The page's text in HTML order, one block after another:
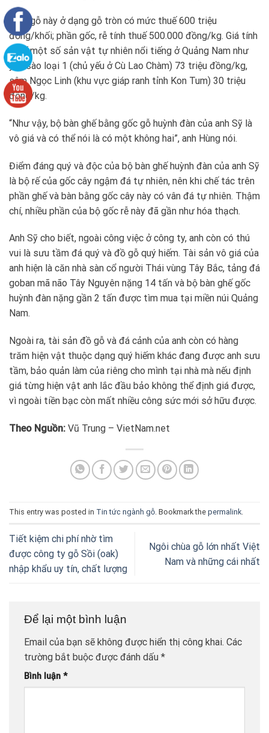
Loại gỗ này ở dạng gỗ tròn có mức thuế 600 triệu
đồng/khối; phần gốc, rễ tính thuế 500.000 đồng/kg. Giá tính
thuế một số sản vật tự nhiên nổi tiếng ở Quảng Nam như
yến sào loại 1 (chủ yếu ở Cù Lao Chàm) 73 triệu đồng/kg,
sâm Ngọc Linh (khu vực giáp ranh tỉnh Kon Tum) 30 triệu
đồng/kg.
“Như vậy, bộ bàn ghế bằng gốc gỗ huỳnh đàn của anh Sỹ là
vô giá và có thể nói là có một không hai”, anh Hùng nói.
Điểm đáng quý và độc của bộ bàn ghế huỳnh đàn của anh Sỹ
là bộ rế của gốc cây ngậm đá tự nhiên, nên khi chế tác trên
phần ghế và bàn bằng gốc cây này có vân đá tự nhiên. Thậm
chí, nhiều phần của bộ gốc rễ này đã gần như hóa thạch.
Anh Sỹ cho biết, ngoài công việc ở công ty, anh còn có thú
vui là sưu tầm đá quý và đồ gỗ quý hiếm. Tài sản vô giá của
anh hiện là căn nhà sàn cổ người Thái vùng Tây Bắc, tảng đá
goban mã não Tây Nguyên nặng 14 tấn và bộ bàn ghế gốc
huỳnh đàn nặng gần 2 tấn được tìm mua tại miền núi Quảng
Nam.
Ngoài ra, tài sản đồ gỗ và đá cảnh của anh còn có hàng
trăm hiện vật thuộc dạng quý hiếm khác đang được anh sưu
tầm, bảo quản làm của riêng cho mình tại nhà mà nếu định
giá từng hiện vật anh lắc đầu bảo không thể định giá được,
vì ngoài tiền bạc còn mất nhiều công sức mới sở hữu được.
Theo Nguồn: Vũ Trung – VietNam.net
This entry was posted in Tin tức ngành gỗ. Bookmark the permalink.
Tiết kiệm chi phí nhờ tìm
được công ty gỗ Sồi (oak)
nhập khẩu uy tín, chất lượng
Ngôi chùa gỗ lớn nhất Việt
Nam và những cái nhất
Để lại một bình luận
Email của bạn sẽ không được hiển thị công khai. Các
trường bắt buộc được đánh dấu *
Bình luận *